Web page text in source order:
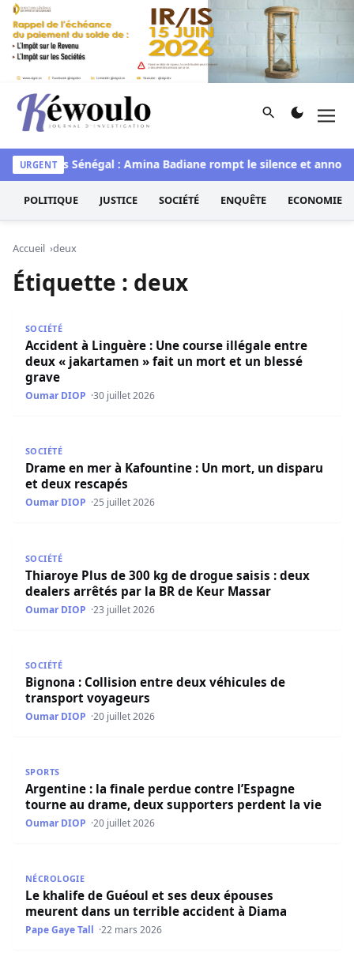
Aller au contenu
Kéwoulo, le premier site d'information et d'investigation
Rechercher
URGENT
Miss Sénégal : Amina Badiane rompt le silence et
POLITIQUE JUSTICE SOCIÉTÉ ENQUÊTE ECONOMIE
Accueil deux
Étiquette : deux
SOCIÉTÉ
Accident à Linguère : Une course illégale entre
deux « jakartamen » fait un mort et un blessé
grave
Oumar DIOP 30 juillet 2026
SOCIÉTÉ
Drame en mer à Kafountine : Un mort, un disparu
et deux rescapés
Oumar DIOP 25 juillet 2026
SOCIÉTÉ
Thiaroye Plus de 300 kg de drogue saisis : deux
dealers arrêtés par la BR de Keur Massar
Oumar DIOP 23 juillet 2026
SOCIÉTÉ
Bignona : Collision entre deux véhicules de
transport voyageurs
Oumar DIOP 20 juillet 2026
SPORTS
Argentine : la finale perdue contre l’Espagne
tourne au drame, deux supporters perdent la vie
Oumar DIOP 20 juillet 2026
NÉCROLOGIE
Le khalife de Guéoul et ses deux épouses
meurent dans un terrible accident à Diama
Pape Gaye Tall 22 mars 2026